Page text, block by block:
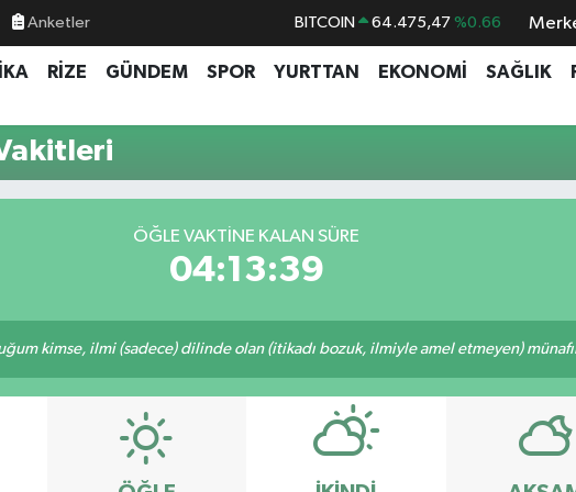
Anketler BITCOIN 64.475,47 %0.66
DOLAR 47,5971 %0.05
GRAM ALTIN 6518.23 %0.39
RİZE GÜNDEM SPOR YURTTAN EKONOMİ SAĞLIK
ÖĞLE VAKTINE KALAN SÜRE
04:13:39
kimse, ilmi (sadece) dilinde olan (itikadı bozuk, ilmiyle amel etmeyen)